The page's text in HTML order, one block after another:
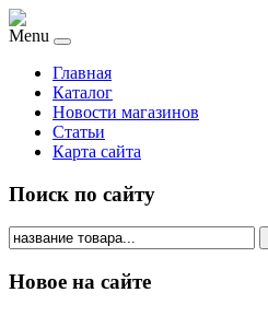
Menu
Главная
Каталог
Новости магазинов
Статьи
Карта сайта
Поиск по сайту
Новое на сайте